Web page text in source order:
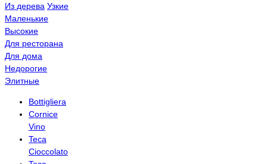
Из дерева Узкие
Маленькие
Высокие
Для ресторана
Для дома
Недорогие
Элитные
Bottigliera
Cornice
Vino
Teca
Cioccolato